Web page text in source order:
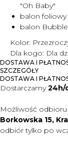
"Oh Baby"
balon foliowy
balon
Kolor:
Dla kogo: Dla
DOSTAWA I
SZCZEGÓŁY
DOSTAWA I
Dostarczamy24h/
Możliwość
Borkowska 15,
odbiór tylko po